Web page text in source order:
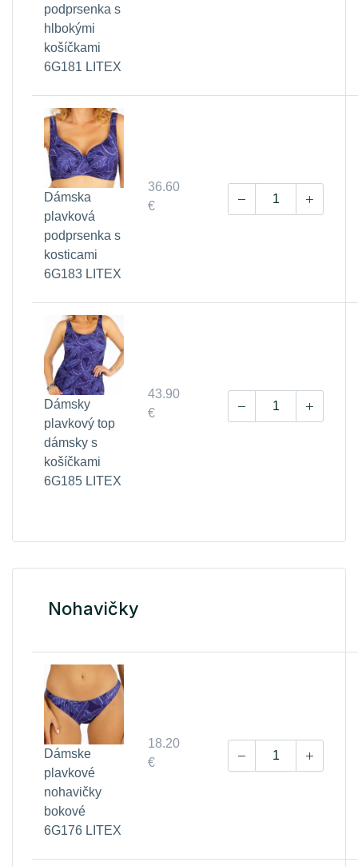
podprsenka s
hlbokými
košíčkami
6G181 LITEX
Dámska
plavková
podprsenka s
kosticami
6G183 LITEX
36.60
€
Dámsky
plavkový top
dámsky s
košíčkami
6G185 LITEX
43.90
€
Nohavičky
Dámske
plavkové
nohavičky
bokové
6G176 LITEX
18.20
€